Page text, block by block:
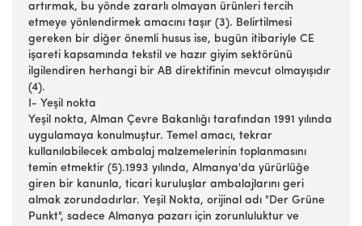
artırmak, bu yönde zararlı olmayan ürünleri tercih
etmeye yönlendirmek amacını taşır (3). Belirtilmesi
gereken bir diğer önemli husus ise, bugün itibariyle CE
işareti kapsamında tekstil ve hazır giyim sektörünü
ilgilendiren herhangi bir AB direktifinin mevcut olmayışıdır
(4).
I- Yeşil nokta
Yeşil nokta, Alman Çevre Bakanlığı tarafından 1991 yılında
uygulamaya konulmuştur. Temel amacı, tekrar
kullanılabilecek ambalaj malzemelerinin toplanmasını
temin etmektir (5).1993 yılında, Almanya'da yürürlüğe
giren bir kanunla, ticari kuruluşlar ambalajlarını geri
almak zorundadırlar. Yeşil Nokta, orijinal adı "Der Grüne
Punkt", sadece Almanya pazarı için zorunluluktur ve